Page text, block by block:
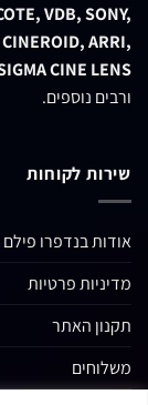
VDB, SONY,
ARRI,
CINE LENS
ורבים נוספים.
שירות לקוחות
אודות בנדפרו פילם
מדיניות פרטיות
תקנון האתר
משלוחים